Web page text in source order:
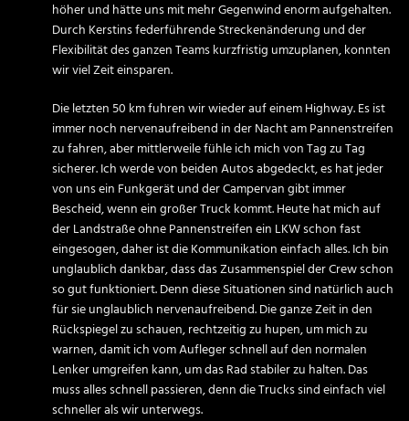
höher und hätte uns mit mehr Gegenwind enorm aufgehalten.
Durch Kerstins federführende Streckenänderung und der
Flexibilität des ganzen Teams kurzfristig umzuplanen, konnten
wir viel Zeit einsparen.
Die letzten 50 km fuhren wir wieder auf einem Highway. Es ist
immer noch nervenaufreibend in der Nacht am Pannenstreifen
zu fahren, aber mittlerweile fühle ich mich von Tag zu Tag
sicherer. Ich werde von beiden Autos abgedeckt, es hat jeder
von uns ein Funkgerät und der Campervan gibt immer
Bescheid, wenn ein großer Truck kommt. Heute hat mich auf
der Landstraße ohne Pannenstreifen ein LKW schon fast
eingesogen, daher ist die Kommunikation einfach alles. Ich bin
unglaublich dankbar, dass das Zusammenspiel der Crew schon
so gut funktioniert. Denn diese Situationen sind natürlich auch
für sie unglaublich nervenaufreibend. Die ganze Zeit in den
Rückspiegel zu schauen, rechtzeitig zu hupen, um mich zu
warnen, damit ich vom Aufleger schnell auf den normalen
Lenker umgreifen kann, um das Rad stabiler zu halten. Das
muss alles schnell passieren, denn die Trucks sind einfach viel
schneller als wir unterwegs.